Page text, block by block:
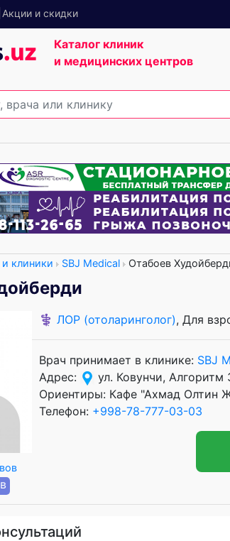
Акции и скидки
Каталог клиник
и медицинских центров
клиники SBJ Medical Отабоев
⚕️ ЛОР (отоларинголог), Для
Врач принимает в клинике: SBJ
Адрес:
ул. Ковунчи, Алгоритм
Ориентиры: Кафе "Ахмад Олтин
Телефон: +998-78-777-03-03